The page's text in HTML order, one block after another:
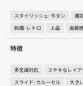
スタイリッシュ･モダン 雑
和風･レトロ
上品 高級
特徴
多言語対応 ステキなレイア
スライド･カルーセル
大き